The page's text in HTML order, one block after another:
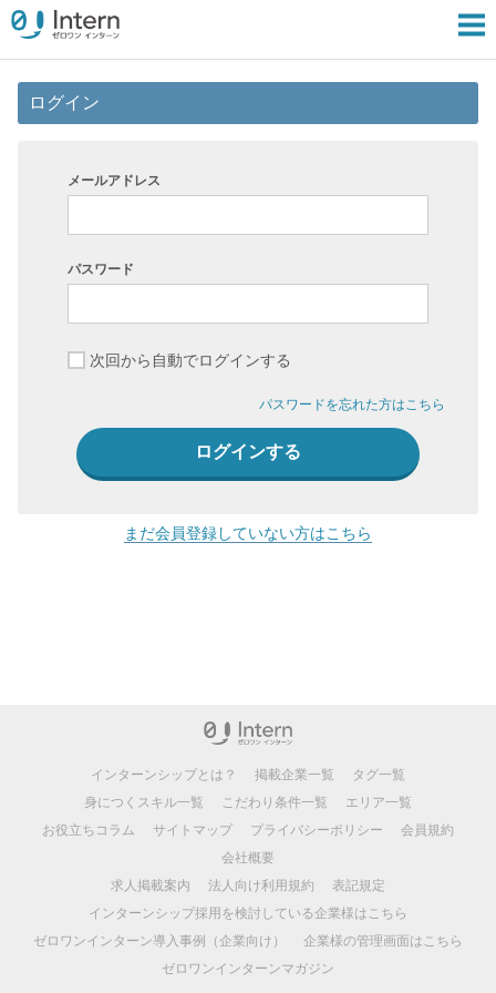
ログイン
メールアドレス
パスワード
次回から自動でログインする
パスワードを忘れた方はこちら
まだ会員登録していない方はこちら
インターンシップとは？ 掲載企業一覧
タグ一覧
身につくスキル一覧
こだわり条件一覧
エリア一覧
お役立ちコラム
サイトマップ プライバシーポリシー
会員規約
会社概要
求人掲載案内
法人向け利用規約
表記規定
インターンシップ採用を検討している企業様はこちら
ゼロワンインターン導入事例（企業向け）
企業様の管理画面はこちら
ゼロワンインターンマガジン